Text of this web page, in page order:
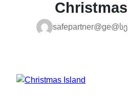
safepartner@ge@